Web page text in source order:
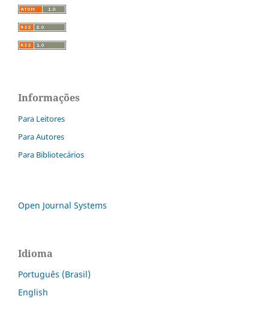
Informações
Para Leitores
Para Autores
Para Bibliotecários
Open Journal Systems
Idioma
Português (Brasil)
English